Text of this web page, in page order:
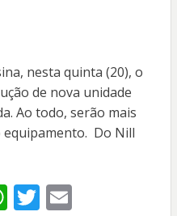
nesta quinta (20), o
de nova unidade
Ao todo, serão mais
equipamento. Do Nill
W T E